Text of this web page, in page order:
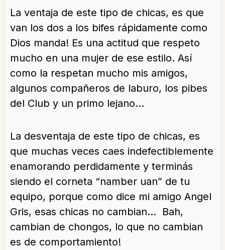
La ventaja de este tipo de chicas, es que
van los dos a los bifes rápidamente como
Dios manda! Es una actitud que respeto
mucho en una mujer de ese estilo. Así
como la respetan mucho mis amigos,
algunos compañeros de laburo, los pibes
del Club y un primo lejano…
La desventaja de este tipo de chicas, es
que muchas veces caes indefectiblemente
enamorando perdidamente y terminás
siendo el corneta “namber uan” de tu
equipo, porque como dice mi amigo Angel
Gris, esas chicas no cambian… Bah,
cambian de chongos, lo que no cambian
es de comportamiento!